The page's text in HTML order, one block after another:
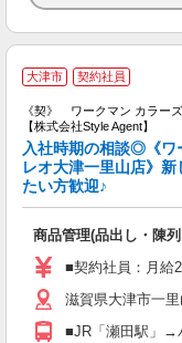
大津市 契約社員
《契》 ワークマン カラ
【株式会社Style Agent】
入社時期の相談◎《ワ
レオ大津一里山店》
たい方歓迎♪
商品管理(品出し・陳
■契約社員：月給
滋賀県大津市一
■JR「瀬田駅」→